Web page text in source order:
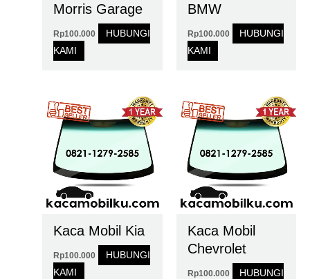
Morris Garage
Rp100.000
HUBUNGI
KAMI
BMW
Rp100.000
HUBUNGI
KAMI
Kaca Mobil Kia
Rp100.000
HUBUNGI
KAMI
Kaca Mobil
Chevrolet
Rp100.000
HUBUNGI